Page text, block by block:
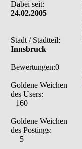
Dabei seit:
24.02.2005
Stadt / Stadtteil:
Innsbruck
Bewertungen:0
Goldene Weichen
des Users:
160
Goldene Weichen
des Postings:
5